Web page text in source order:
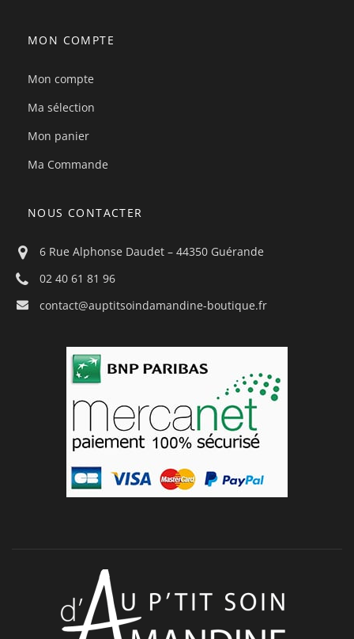
MON COMPTE
Mon compte
Ma sélection
Mon panier
Ma Commande
NOUS CONTACTER
6 Rue Alphonse Daudet – 44350 Guérande
02 40 61 81 96
contact@auptitsoindamandine-boutique.fr